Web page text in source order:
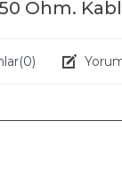
Ohm.
(0)